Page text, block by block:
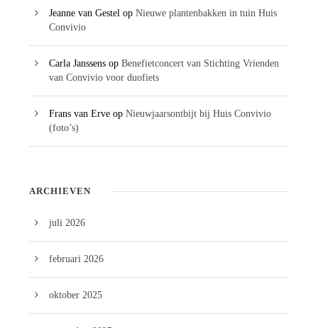
Jeanne van Gestel op Nieuwe plantenbakken in tuin Huis
Convivio
Carla Janssens op Benefietconcert van Stichting Vrienden
van Convivio voor duofiets
Frans van Erve op Nieuwjaarsontbijt bij Huis Convivio
(foto’s)
ARCHIEVEN
juli 2026
februari 2026
oktober 2025